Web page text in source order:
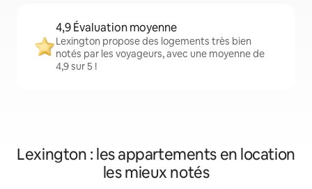
4,9 Évaluation moyenne
Lexington propose des logements très bien
notés par les voyageurs, avec une moyenne de
4,9 sur 5 !
Lexington : les appartements en location
les mieux notés